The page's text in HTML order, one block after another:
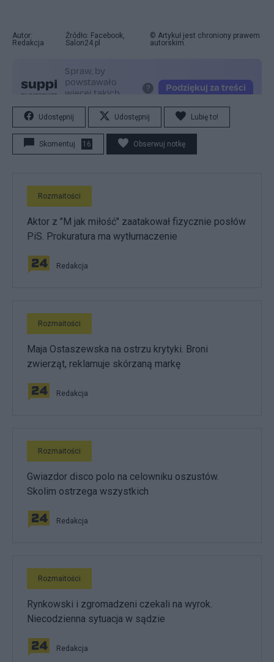
Autor:
Redakcja
Źródło: Facebook,
Salon24.pl
© Artykuł jest chroniony prawem
autorskim.
Udostępnij Udostępnij Lubię to!
Skomentuj 16 Obserwuj notkę
Rozmaitości
Aktor z "M jak miłość" zaatakował fizycznie posłów
PiS. Prokuratura ma wytłumaczenie
Redakcja
Rozmaitości
Maja Ostaszewska na ostrzu krytyki. Broni
zwierząt, reklamuje skórzaną markę
Redakcja
Rozmaitości
Gwiazdor disco polo na celowniku oszustów.
Skolim ostrzega wszystkich
Redakcja
Rozmaitości
Rynkowski i zgromadzeni czekali na wyrok.
Niecodzienna sytuacja w sądzie
Redakcja